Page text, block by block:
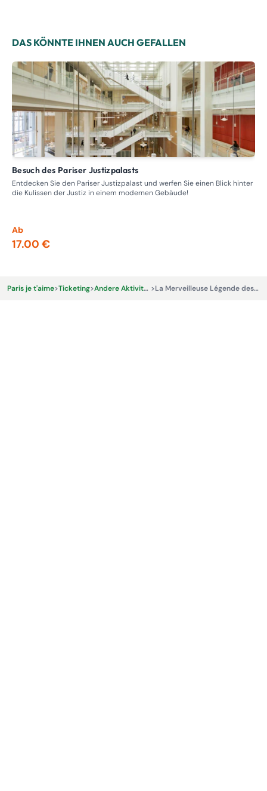
DAS KÖNNTE IHNEN AUCH GEFALLEN
Besuch des Pariser Justizpalasts
Entdecken Sie den Pariser Justizpalast und werfen Sie einen Blick hinter
die Kulissen der Justiz in einem modernen Gebäude!
Ab
17.00 €
Paris je t'aime>Ticketing> Andere Aktivitäten und Erlebnisse > La Merveilleuse Légende des Tuileries - Visites Spectacles Paris